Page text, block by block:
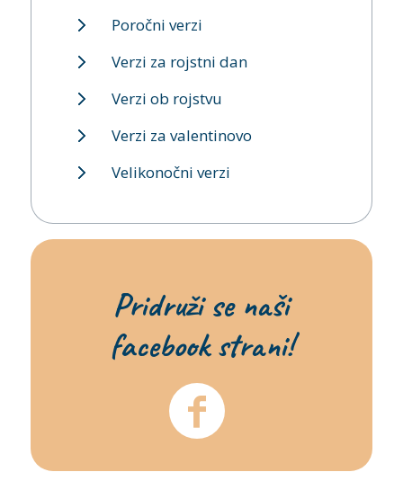
Poročni verzi
Verzi za rojstni dan
Verzi ob rojstvu
Verzi za valentinovo
Velikonočni verzi
Pridruži se naši
facebook strani!